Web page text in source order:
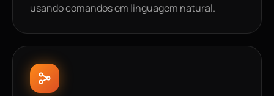
usando comandos em linguagem natural.